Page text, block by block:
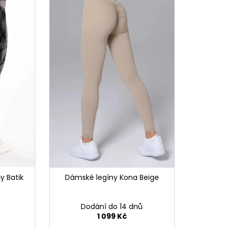
Batik
Dámské legíny Kona Beige
Dodání do 14 dnů
1 099 Kč